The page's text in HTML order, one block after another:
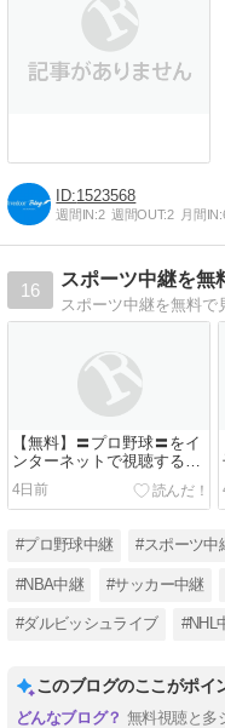
1523568
週間IN:2 週間OUT:2 月間IN:
16
スポーツ中継を無
【無料】〓プロ野球〓をイ
ンターネットで視聴する方
4日前
#プロ野球中継 #スポーツ中
#NBA中継 #サッカー中継
#ダルビッシュライブ #NHL
このブログのここがポイ
無料視聴と多